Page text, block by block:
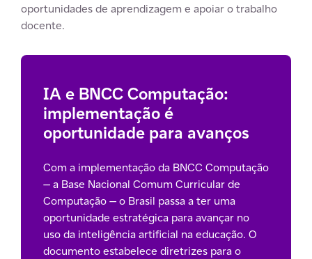
oportunidades de aprendizagem e apoiar o trabalho
docente.
IA e BNCC Computação:
implementação é
oportunidade para avanços
Com a implementação da BNCC Computação
— a Base Nacional Comum Curricular de
Computação — o Brasil passa a ter uma
oportunidade estratégica para avançar no
uso da inteligência artificial na educação. O
documento estabelece diretrizes para o